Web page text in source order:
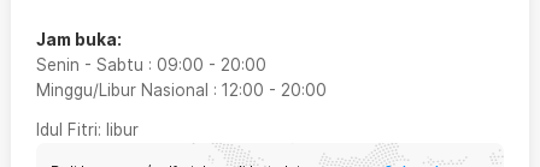
Jam buka:
Senin - Sabtu : 09:00 - 20:00
Minggu/Libur Nasional : 12:00 - 20:00
Idul Fitri: libur